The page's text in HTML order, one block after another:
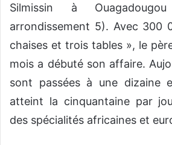
Silmissin à
arrondissement 5). Avec 300
chaises et trois tables », le
mois a débuté son affaire.
sont passées à une dizaine
atteint la cinquantaine par
des spécialités africaines et